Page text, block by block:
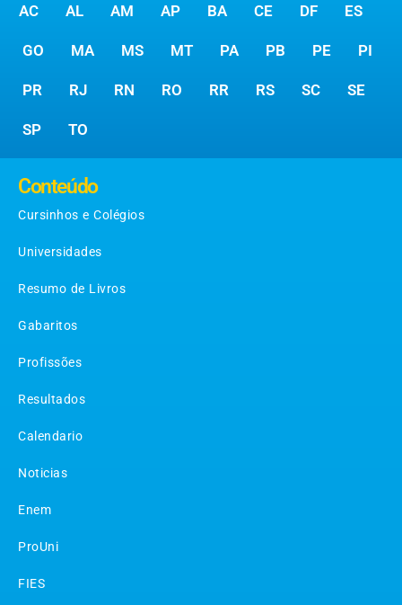
AC AL AM AP BA CE DF ES
GO MA MS MT PA PB PE PI
PR RJ RN RO RR RS SC SE
SP TO
Conteúdo
Cursinhos e Colégios
Universidades
Resumo de Livros
Gabaritos
Profissões
Resultados
Calendario
Noticias
Enem
ProUni
FIES